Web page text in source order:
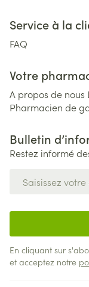
Service à la
FAQ
Votre
A propos de nous
Pharmacien de
Bulletin
Restez informé
En cliquant sur
et acceptez notre